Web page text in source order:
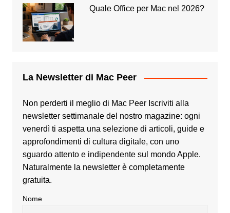
Quale Office per Mac nel 2026?
La Newsletter di Mac Peer
Non perderti il meglio di Mac Peer Iscriviti alla
newsletter settimanale del nostro magazine: ogni
venerdì ti aspetta una selezione di articoli, guide e
approfondimenti di cultura digitale, con uno
sguardo attento e indipendente sul mondo Apple.
Naturalmente la newsletter è completamente
gratuita.
Nome